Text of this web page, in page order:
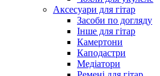
Аксесуари для гітар
Засоби по догляду
Інше для гітар
Камертони
Каподастри
Медіатори